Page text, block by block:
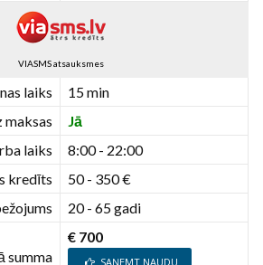
VIASMS atsauksmes
laiks
15 min
maksas
Jā
laiks
8:00 - 22:00
kredīts
50 - 350 €
20 - 65 gadi
summa
€ 700
SAŅEMT NAUDU